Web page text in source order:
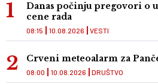
Danas počinju pregovori o
cene rada
VESTI
08:15 10.08.2026
Crveni meteoalarm za
DRUŠTVO
08:00 10.08.2026